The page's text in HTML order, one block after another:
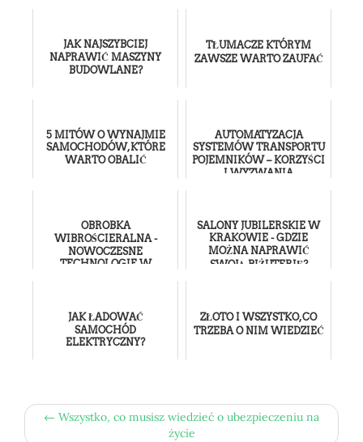
JAK NAJSZYBCIEJ
NAPRAWIĆ MASZYNY
BUDOWLANE?
TŁUMACZE KTÓRYM
ZAWSZE WARTO ZAUFAĆ
5 MITÓW O WYNAJMIE
SAMOCHODÓW, KTÓRE
WARTO OBALIĆ
AUTOMATYZACJA
SYSTEMÓW TRANSPORTU
POJEMNIKÓW – KORZYŚCI
I WYZWANIA
OBROBKA
WIBROŚCIERALNA -
NOWOCZESNE
TECHNOLOGIE W
SALONY JUBILERSKIE W
KRAKOWIE - GDZIE
MOŻNA NAPRAWIĆ
SWOJĄ BIŻUTERIĘ?
JAK ŁADOWAĆ
SAMOCHÓD
ELEKTRYCZNY?
ZŁOTO I WSZYSTKO, CO
TRZEBA O NIM WIEDZIEĆ
← Wszystko, co musisz wiedzieć o ubezpieczeniu na
życie